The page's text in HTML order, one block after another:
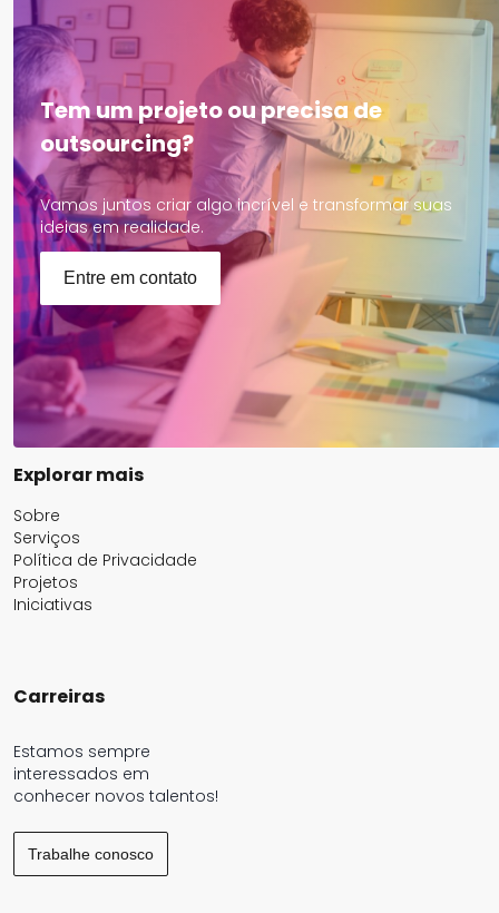
Tem um projeto ou precisa de
outsourcing?
Vamos juntos criar algo incrível e transformar suas
ideias em realidade.
Entre em contato
Explorar mais
Sobre
Serviços
Política de Privacidade
Projetos
Iniciativas
Carreiras
Estamos sempre
interessados em
conhecer novos talentos!
Trabalhe conosco